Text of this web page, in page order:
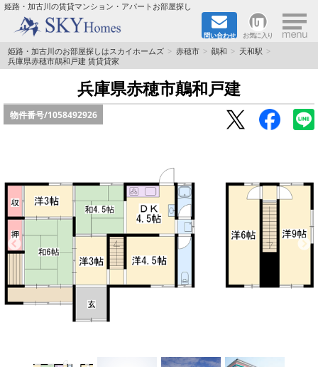
姫路・加古川の賃貸マンション・アパートお部屋探し
問い合わせ お気に入り ×
TOPページ
都市ガス·オール電化
☆新築物件☆
☆ペット飼育可能物件☆
☆ネット無料☆
路線·駅から探す
地域から探す
地図から探す
姫路・加古川のお部屋探しはスカイホームズ 赤穂市 鷆和
天和駅
兵庫県赤穂市鷏和戸建 賃貸貸家
兵庫県赤穂市鷏和戸建
物件番号/1058492926